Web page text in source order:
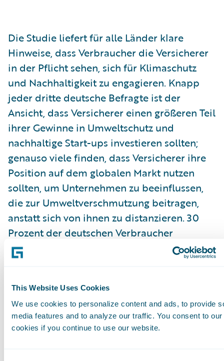
This Website Uses Cookies
We use cookies to personalize content and ads, to provide
media features and to analyze our traffic. You consent to our
cookies if you continue to use our website.
Die Studie liefert für alle Länder klare
Hinweise, dass Verbraucher die Versicherer
in der Pflicht sehen, sich für Klimaschutz
und Nachhaltigkeit zu engagieren. Knapp
jeder dritte deutsche Befragte ist der
Ansicht, dass Versicherer einen größeren Teil
ihrer Gewinne in Umweltschutz und
nachhaltige Start-ups investieren sollten;
genauso viele finden, dass Versicherer ihre
Position auf dem globalen Markt nutzen
sollten, um Unternehmen zu beeinflussen,
die zur Umweltverschmutzung beitragen,
anstatt sich von ihnen zu distanzieren. 30
Prozent der deutschen Verbraucher
erwarten von den Versicherern, dass ihre
Produkte nachhaltiges Verhalten, wie z.B.
Prozent sind in Deutschland der Ansicht,
dass Versicherungen keine Verantwortung
im Kampf gegen die globale Erwärmung